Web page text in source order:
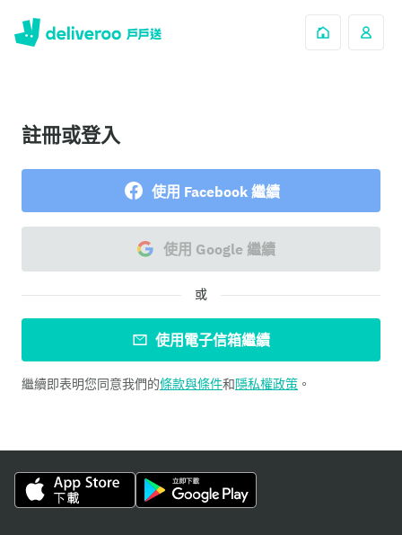
註冊或登入
使用 Facebook 繼續
使用 Google 繼續
或
使用電子信箱繼續
繼續即表明您同意我們的條款與條件和隱私權政策 。